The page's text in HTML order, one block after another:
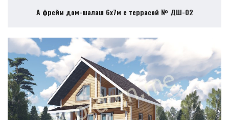
А фрейм дом-шалаш 6х7м с террасой № ДШ-02